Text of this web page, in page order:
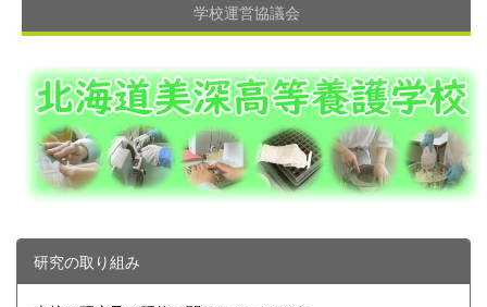
学校運営協議会
研究の取り組み